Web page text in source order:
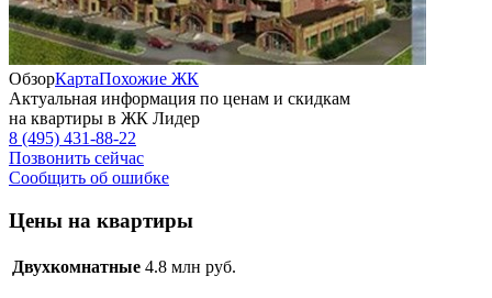
ОбзорКартаПохожие ЖК
Актуальная информация по ценам и скидкам
на квартиры в ЖК Лидер
8 (495) 431-88-22
Позвонить сейчас
Сообщить об ошибке
Цены на квартиры
Двухкомнатные 4.8 млн руб.